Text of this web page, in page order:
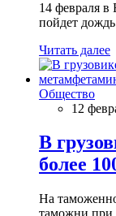
14 февраля в
пойдет
Читать далее
Общество
12
В
более
На